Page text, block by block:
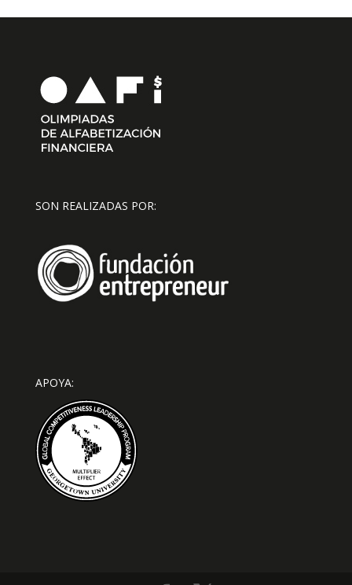
SON REALIZADAS POR:
APOYA: